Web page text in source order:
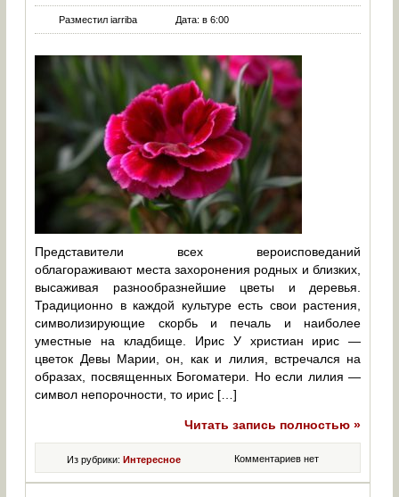
Разместил iarriba Дата: в 6:00
Представители всех вероисповеданий
облагораживают места захоронения родных и близких,
высаживая разнообразнейшие цветы и деревья.
Традиционно в каждой культуре есть свои растения,
символизирующие скорбь и печаль и наиболее
уместные на кладбище. Ирис У христиан ирис —
цветок Девы Марии, он, как и лилия, встречался на
образах, посвященных Богоматери. Но если лилия —
символ непорочности, то ирис […]
Читать запись полностью »
Комментариев нет
Из рубрики:Интересное